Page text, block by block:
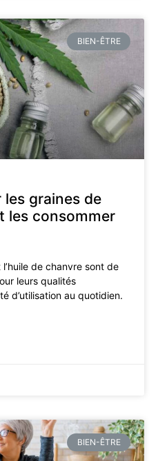
BIEN-ÊTRE
graines de
les consommer
de chanvre sont de
leurs qualités
d’utilisation au quotidien.
BIEN-ÊTRE